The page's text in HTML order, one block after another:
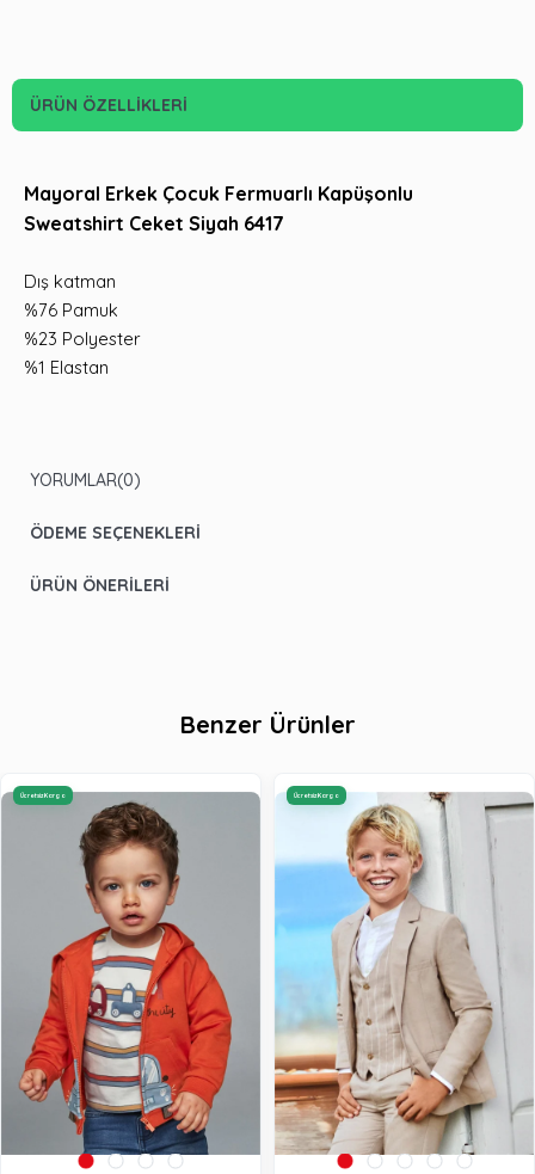
ÜRÜN ÖZELLIKLERI
Mayoral Erkek Çocuk Fermuarlı Kapüşonlu
Sweatshirt Ceket Siyah 6417
Dış katman
%76 Pamuk
%23 Polyester
%1 Elastan
YORUMLAR(0)
ÖDEME SEÇENEKLERI
ÜRÜN ÖNERILERI
Benzer Ürünler
Ücretsiz Kargo Ücretsiz Kargo